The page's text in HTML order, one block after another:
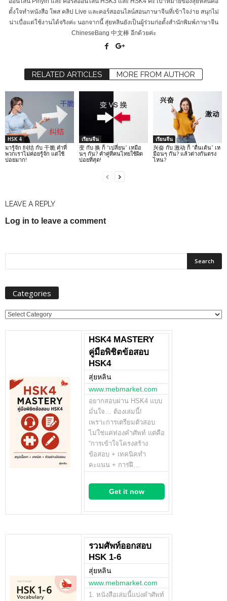
ตั้งใจทำหนังสือ โพส คลิป Live และคอร์สออนไลน์สอนภาษาจีนที่เข้าใจง่าย สนุกไม่
น่าเบื่อแต่ใช้งานได้จริงค่ะ นอกจากนี้ สุ่ยหลินยังเป็นผู้ร่วมก่อตั้งสำนักพิมพ์ภาษาจีน
ChineseBang 中文棒 อีกด้วยค่ะ
RELATED ARTICLES MORE FROM AUTHOR
HSK 4
มารู้จัก 纠结 กับ 干脆 คำที่
พวกเราไม่ค่อยรู้จัก แต่ใช้
บ่อยมาก!
เรียนจีน
变 กับ 换 ก็ “เปลี่ยน” เหมือ
นๆ กัน? คำคู่ที่คนไทยใช้ผิด
บ่อยที่สุด!
เรียนจีน
兴奋 กับ 激动 ก็ “ตื่นเต้น” เห
มือนๆ กัน? แล้วต่างกันตรง
ไหน?
LEAVE A REPLY
Log in to leave a comment
Categories
Categories
HSK4 MASTERY
คู่มือพิชิตข้อสอบ
HSK4
สุ่ยหลิน
www.mebmarket.com
อยากสอบผ่าน HSK4 แบบ
มั่นใจ… ต้องเล่มนี้!
เพราะการเตรียมตัวสอบ
ไม่ใช่แค่ท่องคำศัพท์ แต่คือ
“การเข้าใจโครงสร้าง
ข้อสอบ + เทคนิคทำ
คะแนน + การฝึ…
Get it now
รวมศัพท์ออกสอบ
HSK 1-6
สุ่ยหลิน
www.mebmarket.com
1. หนังสือเล่มนี้แบ่งคำศัพท์